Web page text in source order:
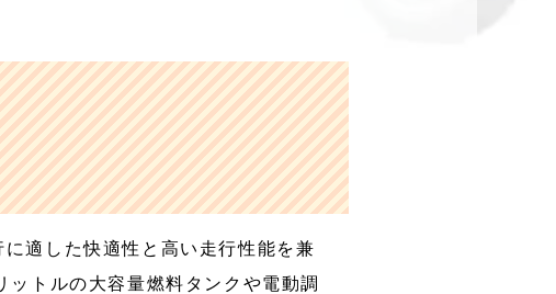
適した快適性と高い走行性能を兼
トルの大容量燃料タンクや電動調